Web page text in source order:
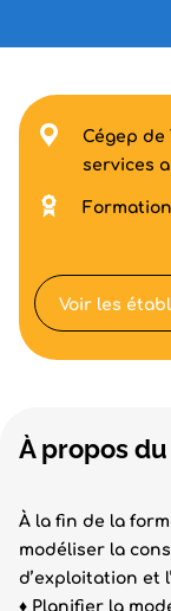
À propos
À la fin de la
modéliser la
d’exploitation et
♦ Planifier la
Cégep de
services
Voir les